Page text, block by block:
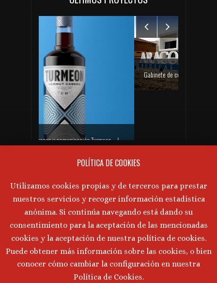
Gabinete de prensa y comunicación Turmeon – Lanzamiento de Turmeon Zero
Gabinete de comunicación y prensa de Bodegas Aragonesas – Nuevo espacio Terroir – Garnacha
PRÓXIMAS CATAS DE VINO
No hay próximos eventos actualmente.
AVISO LEGAL
Aviso Legal Política de Privacidad
Política de Cookies
©2026 Marta Tornos · Todos lo derechos reservados ·
Desarrollado porIntermedio 2.0
POLÍTICA DE COOKIES
Utilizamos cookies propias y de terceros para prestar
nuestros servicios y recoger información estadística
anónima. Si continúa navegando está dando su
consentimiento para la aceptación de las mencionadas
cookies y la aceptación de nuestra política de cookies.
Puede obtener más información sobre las cookies, o bien
conocer cómo cambiar la configuración en nuestra
Política de Cookies.